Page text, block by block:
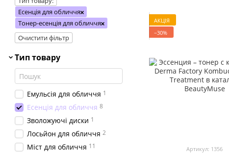
АКЦІЯ
−30%
Артикул: 1356
Есенція для обличчя
Тонер-есенція для обличчя
Очистити фільтр
Тип товару
Емульсія для обличчя 1
Есенція для обличчя 8
Зволожуючі диски 1
Лосьйон для обличчя 2
Міст для обличчя 11